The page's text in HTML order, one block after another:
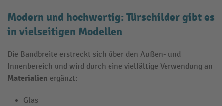
Modern und hochwertig: Türschilder gibt es
in vielseitigen Modellen
Die Bandbreite erstreckt sich über den Außen- und
Innenbereich und wird durch eine vielfältige Verwendung an
Materialien ergänzt:
Glas